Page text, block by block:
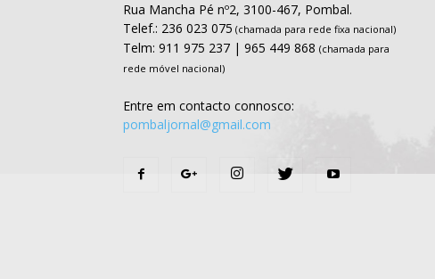
Rua Mancha Pé nº2, 3100-467, Pombal.
Telef.: 236 023 075 (chamada para rede fixa nacional)
Telm: 911 975 237 | 965 449 868 (chamada para
rede móvel nacional)
Entre em contacto connosco:
pombaljornal@gmail.com